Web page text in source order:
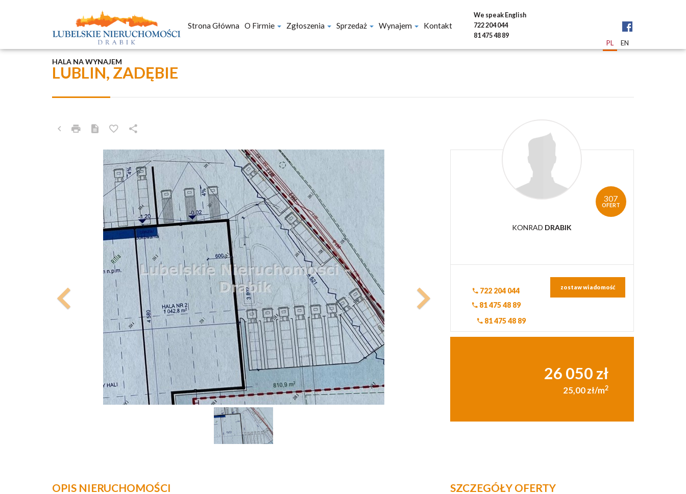
Strona Główna O Firmie Zgłoszenia Sprzedaż Wynajem Kontakt
We speak English
722 204 044
81 475 48 89
PL EN
LUBLIN, ZADĘBIE
HALA NA WYNAJEM
307
OFERT
KONRAD DRABIK
722 204 044
81 475 48 89
81 475 48 89
zostaw wiadomość
26 050 zł
25,00 zł/m2
OPIS NIERUCHOMOŚCI SZCZEGÓŁY OFERTY